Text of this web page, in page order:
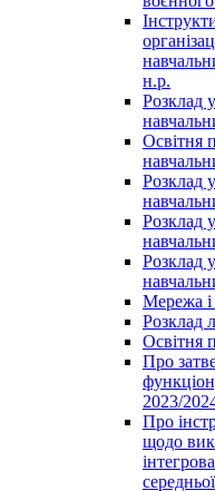
н.р.
Розклад
Освітня
Розклад
Розклад
Розклад
Мережа
Розклад
Освітня
Про
2023/
Про
щодо